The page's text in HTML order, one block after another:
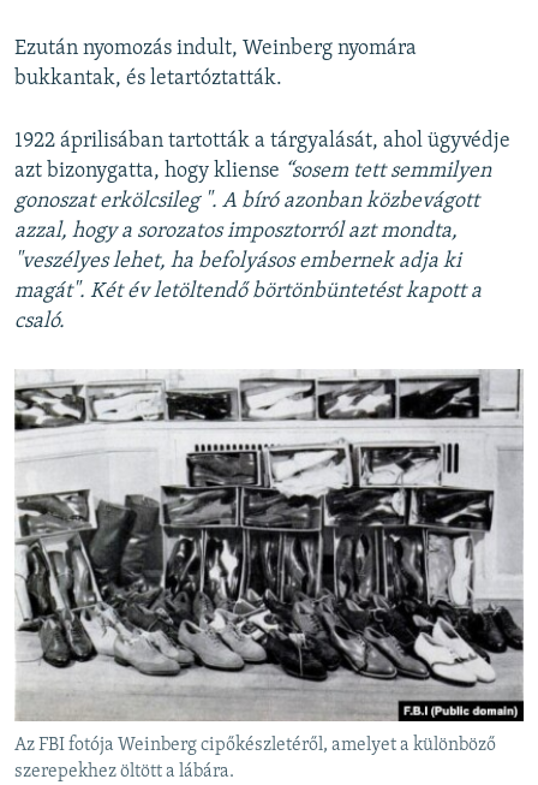
Ezután nyomozás indult, Weinberg nyomára
bukkantak, és letartóztatták.
1922 áprilisában tartották a tárgyalását, ahol ügyvédje
azt bizonygatta, hogy kliense “sosem tett semmilyen
gonoszat erkölcsileg ". A bíró azonban közbevágott
azzal, hogy a sorozatos imposztorról azt mondta,
"veszélyes lehet, ha befolyásos embernek adja ki
magát". Két év letöltendő börtönbüntetést kapott a
csaló.
Az FBI fotója Weinberg cipőkészletéről, amelyet a különböző
szerepekhez öltött a lábára.